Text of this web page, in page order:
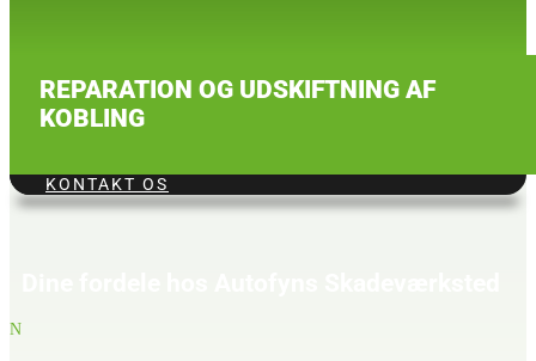
REPARATION OG UDSKIFTNING AF
KOBLING
KONTAKT OS
N